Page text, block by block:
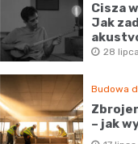
Cisza
Jak
28
Budowa
– jak